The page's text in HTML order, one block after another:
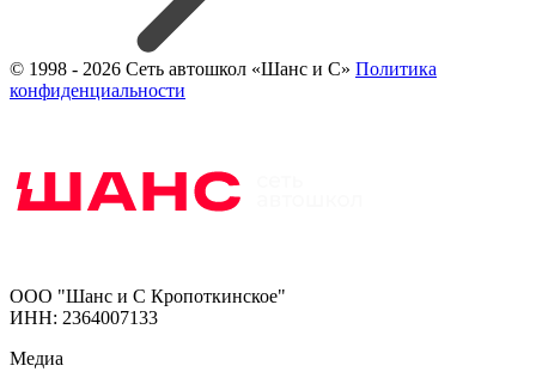
© 1998 - 2026 Сеть автошкол «Шанс и С» Политика
конфиденциальности
ООО "Шанс и С Кропоткинское"
ИНН: 2364007133
Медиа